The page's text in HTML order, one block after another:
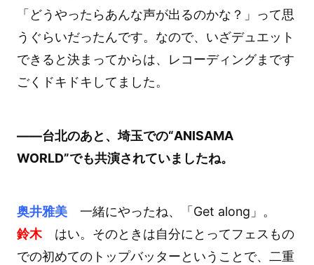
「どうやったらあんな声が出るのかな？」って思
うぐらいだったんです。なので、いざデュエット
できると決まってからは、レコーディングまです
ごくドキドキしてました。
――台北のあと、埼玉での“ANISAMA
WORLD”でも共演されていましたね。
奥井雅美一緒にやったね、「Get along」。
鈴木はい。そのときは自分にとってフェスもの
での初めてのトップバッターということで、二重